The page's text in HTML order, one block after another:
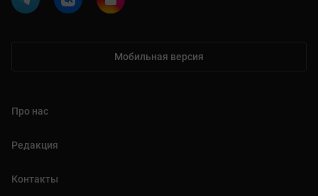
Мобильная версия
Про нас
Редакция
Контакты